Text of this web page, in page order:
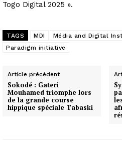
Togo Digital 2025 ».
TAGS MDI
Média and Digital
Paradigm initiative
Article précédent
Sokodé : Gateri
Mouhamed triomphe lors
de la grande course
hippique spéciale Tabaski